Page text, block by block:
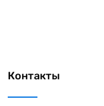
Контакты